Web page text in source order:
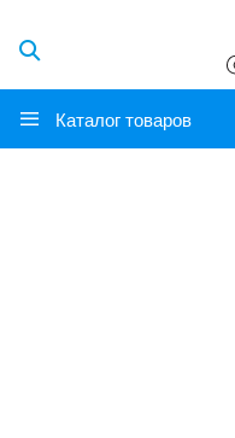
Каталог товаров